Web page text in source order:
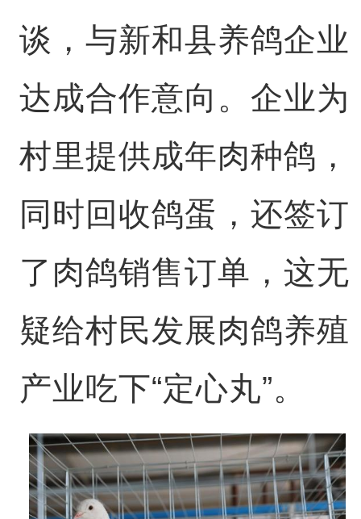
谈，与新和县养鸽企业
达成合作意向。企业为
村里提供成年肉种鸽，
同时回收鸽蛋，还签订
了肉鸽销售订单，这无
疑给村民发展肉鸽养殖
产业吃下“定心丸”。